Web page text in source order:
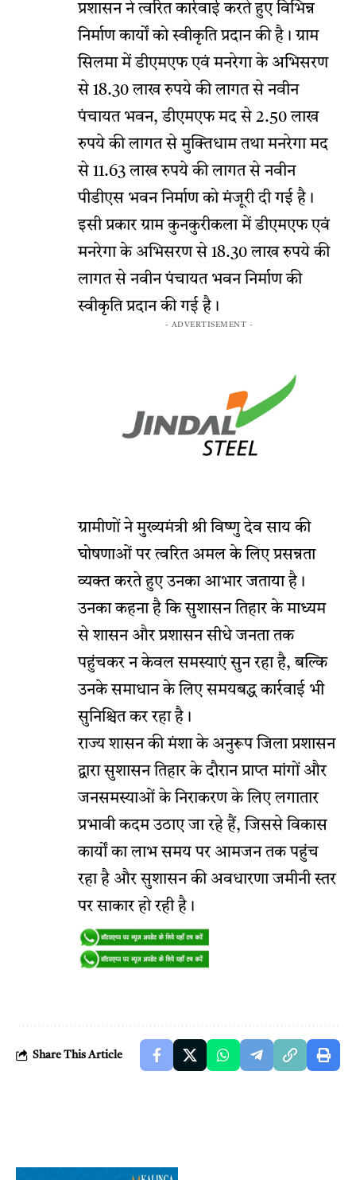
प्रशासन ने त्वरित कार्रवाई करते हुए विभिन्न
निर्माण कार्यों को स्वीकृति प्रदान की है। ग्राम
सिलमा में डीएमएफ एवं मनरेगा के अभिसरण
से 18.30 लाख रुपये की लागत से नवीन
पंचायत भवन, डीएमएफ मद से 2.50 लाख
रुपये की लागत से मुक्तिधाम तथा मनरेगा मद
से 11.63 लाख रुपये की लागत से नवीन
पीडीएस भवन निर्माण को मंजूरी दी गई है।
इसी प्रकार ग्राम कुनकुरीकला में डीएमएफ एवं
मनरेगा के अभिसरण से 18.30 लाख रुपये की
लागत से नवीन पंचायत भवन निर्माण की
स्वीकृति प्रदान की गई है।
- ADVERTISEMENT -
ग्रामीणों ने मुख्यमंत्री श्री विष्णु देव साय की
घोषणाओं पर त्वरित अमल के लिए प्रसन्नता
व्यक्त करते हुए उनका आभार जताया है।
उनका कहना है कि सुशासन तिहार के माध्यम
से शासन और प्रशासन सीधे जनता तक
पहुंचकर न केवल समस्याएं सुन रहा है, बल्कि
उनके समाधान के लिए समयबद्ध कार्रवाई भी
सुनिश्चित कर रहा है।
राज्य शासन की मंशा के अनुरूप जिला प्रशासन
द्वारा सुशासन तिहार के दौरान प्राप्त मांगों और
जनसमस्याओं के निराकरण के लिए लगातार
प्रभावी कदम उठाए जा रहे हैं, जिससे विकास
कार्यों का लाभ समय पर आमजन तक पहुंच
रहा है और सुशासन की अवधारणा जमीनी स्तर
पर साकार हो रही है।
Share This Article